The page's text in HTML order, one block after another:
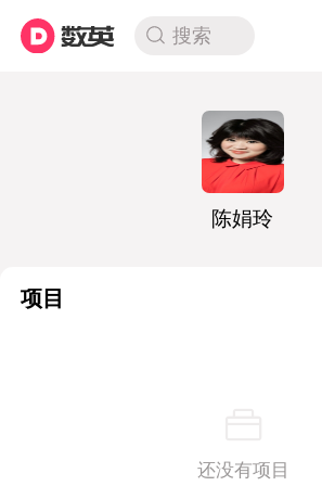
搜索
陈娟玲
项目
还没有项目